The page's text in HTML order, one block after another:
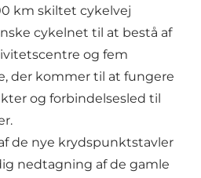
km skiltet cykelvej
cykelnet til at bestå af
og fem
der kommer til at fungere
og forbindelsesled til
de nye krydspunktstavler
nedtagning af de gamle